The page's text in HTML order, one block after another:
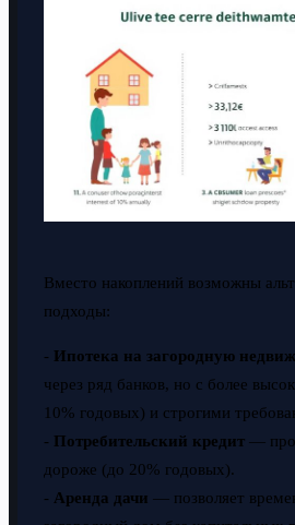
Вместо накоплений возможны
подходы:
- Ипотека на загородную
через ряд банков, но с более
10% годовых) и строгими
- Потребительский кредит—
дороже (до 20% годовых).
- Аренда дачи — позволяет